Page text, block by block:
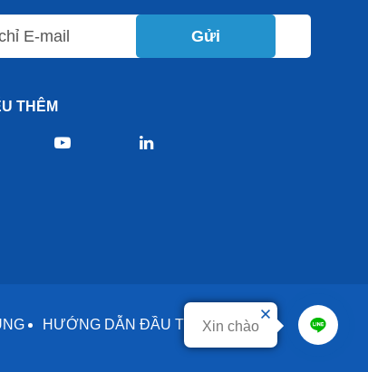
Xin chào
Gửi
THÊM
DỊCH VỤ
HƯỚNG DẪN ĐẦU TƯ